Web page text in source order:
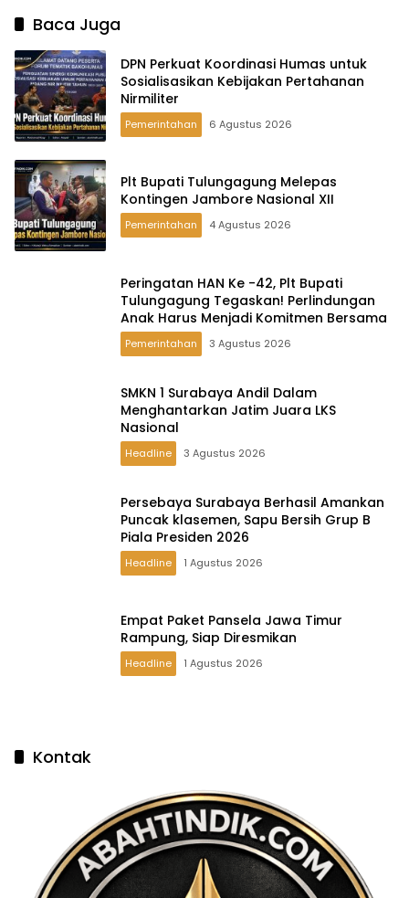
Baca Juga
DPN Perkuat Koordinasi Humas untuk
Sosialisasikan Kebijakan Pertahanan
Nirmiliter
Pemerintahan 6 Agustus 2026
Plt Bupati Tulungagung Melepas
Kontingen Jambore Nasional XII
Pemerintahan 4 Agustus 2026
Peringatan HAN Ke -42, Plt Bupati
Tulungagung Tegaskan! Perlindungan
Anak Harus Menjadi Komitmen Bersama
Pemerintahan 3 Agustus 2026
SMKN 1 Surabaya Andil Dalam
Menghantarkan Jatim Juara LKS
Nasional
Headline 3 Agustus 2026
Persebaya Surabaya Berhasil Amankan
Puncak klasemen, Sapu Bersih Grup B
Piala Presiden 2026
Headline 1 Agustus 2026
Empat Paket Pansela Jawa Timur
Rampung, Siap Diresmikan
Headline 1 Agustus 2026
Kontak